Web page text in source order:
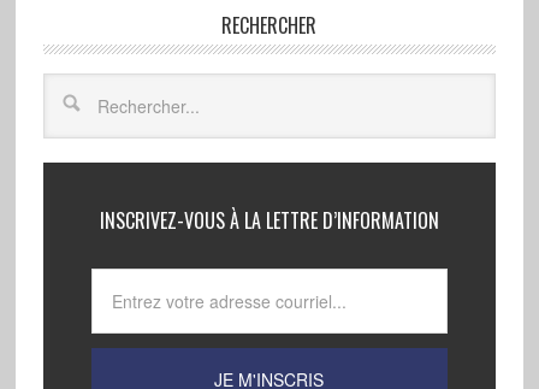
RECHERCHER
INSCRIVEZ-VOUS À LA LETTRE D’INFORMATION